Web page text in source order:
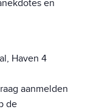
en
Haven 4
aanmelden
de